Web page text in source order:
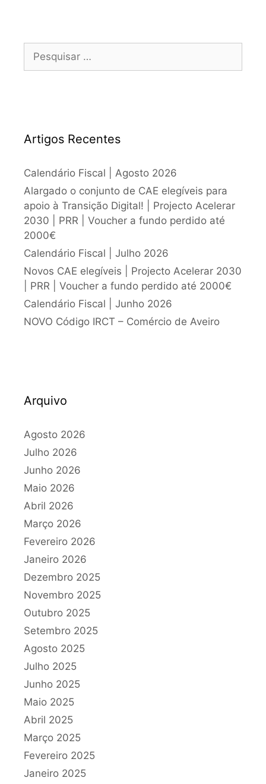
Artigos Recentes
Calendário Fiscal | Agosto 2026
Alargado o conjunto de CAE elegíveis para
apoio à Transição Digital! | Projecto Acelerar
2030 | PRR | Voucher a fundo perdido até
2000€
Calendário Fiscal | Julho 2026
Novos CAE elegíveis | Projecto Acelerar 2030
| PRR | Voucher a fundo perdido até 2000€
Calendário Fiscal | Junho 2026
NOVO Código IRCT – Comércio de Aveiro
Arquivo
Agosto 2026
Julho 2026
Junho 2026
Maio 2026
Abril 2026
Março 2026
Fevereiro 2026
Janeiro 2026
Dezembro 2025
Novembro 2025
Outubro 2025
Setembro 2025
Agosto 2025
Julho 2025
Junho 2025
Maio 2025
Abril 2025
Março 2025
Fevereiro 2025
Janeiro 2025